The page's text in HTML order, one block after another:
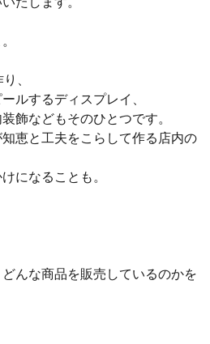
、
ルするディスプレイ、
飾などもそのひとつです。
恵と工夫をこらして作る店内の
になることも。
んな商品を販売しているのかを